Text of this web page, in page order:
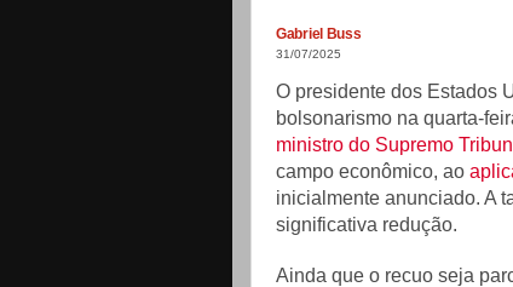
Gabriel Buss
31/07/2025
O presidente dos Estados
bolsonarismo na quarta-
ministro do Supremo
campo econômico, ao
inicialmente anunciado. A
significativa redução.
Ainda que o recuo seja